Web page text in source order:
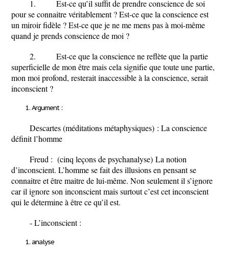
1. Est-ce qu’il suffit de prendre conscience de soi
pour se connaitre véritablement ? Est-ce que la conscience est
un miroir fidèle ? Est-ce que je ne me mens pas à moi-même
quand je prends conscience de moi ?
2. Est-ce que la conscience ne reflète que la partie
superficielle de mon être mais cela signifie que toute une partie,
mon moi profond, resterait inaccessible à la conscience, serait
inconscient ?
Argument:
Descartes(méditations métaphysiques) : La conscience
définit l’homme
Freud : (cinq leçons de psychanalyse) La notion
d’inconscient. L’homme se fait des illusions en pensant se
connaitre et être maitre de lui-même. Non seulement il s’ignore
car il ignore son inconscient mais surtout c’est cet inconscient
qui le détermine à être ce qu’il est.
-L’inconscient :
analyse